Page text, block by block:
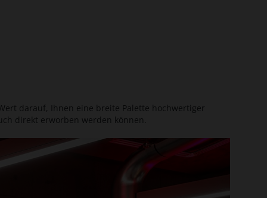
darauf, Ihnen eine breite Palette hochwertiger
direkt erworben werden können.